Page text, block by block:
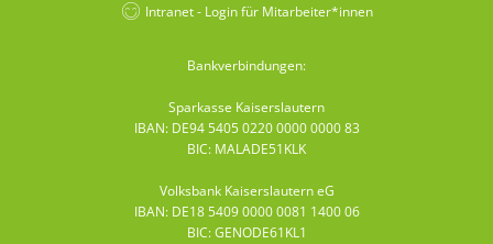
Intranet - Login für Mitarbeiter*innen
Bankverbindungen:
Sparkasse Kaiserslautern
IBAN: DE94 5405 0220 0000 0000 83
BIC: MALADE51KLK
Volksbank Kaiserslautern eG
IBAN: DE18 5409 0000 0081 1400 06
BIC: GENODE61KL1